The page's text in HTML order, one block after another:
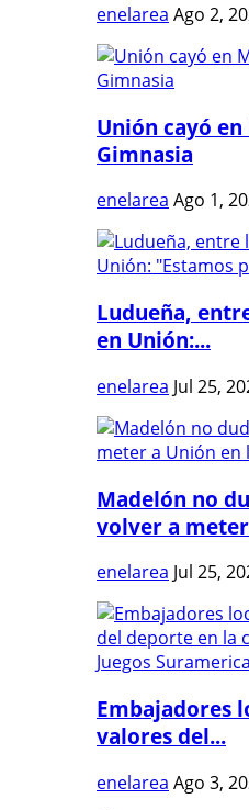
enelarea Ago 2,
Unión cayó
Gimnasia
enelarea Ago 1,
Ludueña,
en Unión:...
enelarea Jul 25,
Madelón no
volver a
enelarea Jul 25,
Embajadores
valores del...
enelarea Ago 3,